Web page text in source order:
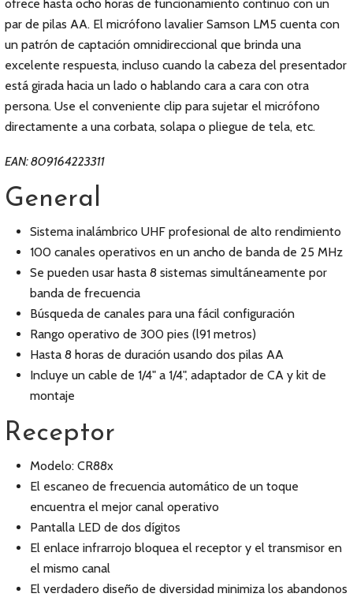
ofrece hasta ocho horas de funcionamiento continuo con un
par de pilas AA. El micrófono lavalier Samson LM5 cuenta con
un patrón de captación omnidireccional que brinda una
excelente respuesta, incluso cuando la cabeza del presentador
está girada hacia un lado o hablando cara a cara con otra
persona. Use el conveniente clip para sujetar el micrófono
directamente a una corbata, solapa o pliegue de tela, etc.
EAN: 809164223311
General
Sistema inalámbrico UHF profesional de alto rendimiento
100 canales operativos en un ancho de banda de 25 MHz
Se pueden usar hasta 8 sistemas simultáneamente por
banda de frecuencia
Búsqueda de canales para una fácil configuración
Rango operativo de 300 pies (l91 metros)
Hasta 8 horas de duración usando dos pilas AA
Incluye un cable de 1/4" a 1/4", adaptador de CA y kit de
montaje
Receptor
Modelo: CR88x
El escaneo de frecuencia automático de un toque
encuentra el mejor canal operativo
Pantalla LED de dos dígitos
El enlace infrarrojo bloquea el receptor y el transmisor en
el mismo canal
El verdadero diseño de diversidad minimiza los abandonos